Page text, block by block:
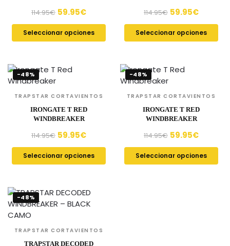
114.95€ 59.95€
Seleccionar opciones
114.95€ 59.95€
Seleccionar opciones
-48%
TRAPSTAR CORTAVIENTOS
IRONGATE T RED
WINDBREAKER
114.95€ 59.95€
Seleccionar opciones
-48%
TRAPSTAR CORTAVIENTOS
IRONGATE T RED
WINDBREAKER
114.95€ 59.95€
Seleccionar opciones
-48%
TRAPSTAR CORTAVIENTOS
TRAPSTAR DECODED